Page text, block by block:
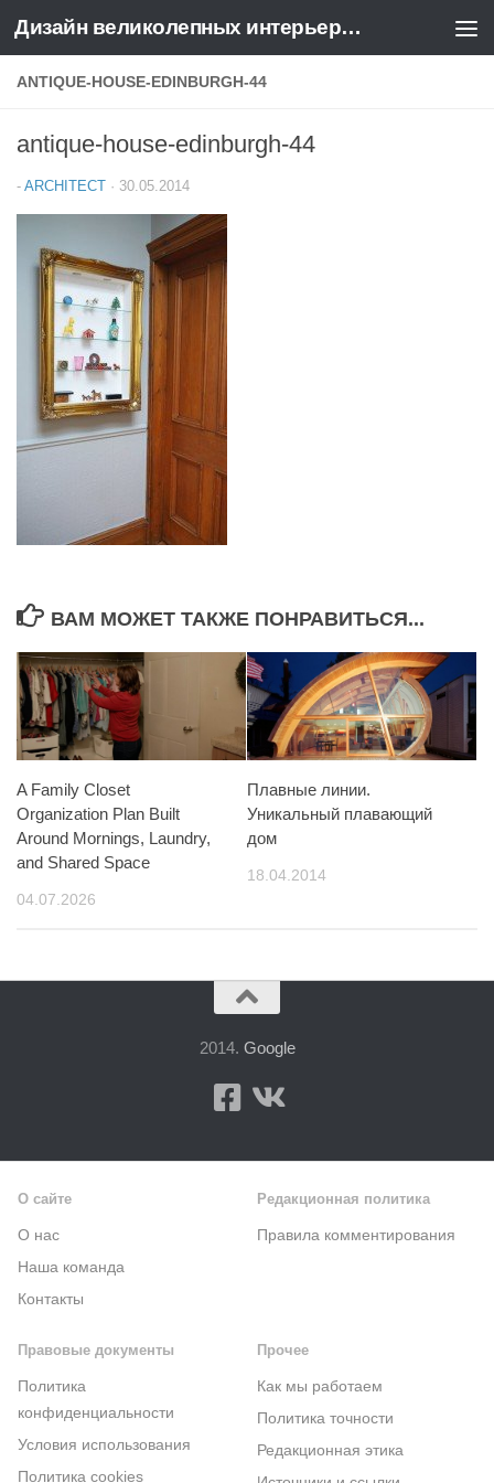
Перейти к содержимому Дизайн великолепных интерьеров квартир и домов
ANTIQUE-HOUSE-EDINBURGH-44
antique-house-edinburgh-44
- ARCHITECT · 30.05.2014
ВАМ МОЖЕТ ТАКЖЕ ПОНРАВИТЬСЯ...
A Family Closet
Organization Plan Built
Around Mornings, Laundry,
and Shared Space
04.07.2026
Плавные линии.
Уникальный плавающий
дом
18.04.2014
2014. Google
О сайте
О нас
Наша команда
Контакты
Редакционная политика
Правила комментирования
Правовые документы
Политика
конфиденциальности
Условия использования
Политика cookies
Прочее
Как мы работаем
Политика точности
Редакционная этика